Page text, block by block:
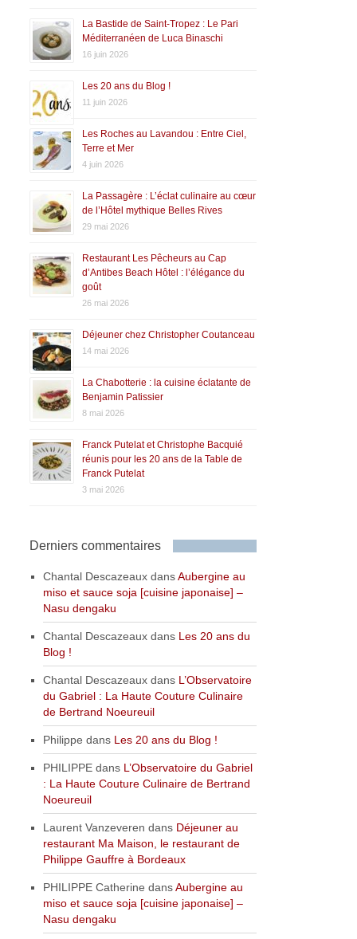
La Bastide de Saint-Tropez : Le Pari
Méditerranéen de Luca Binaschi
16 juin 2026
Les 20 ans du Blog !
11 juin 2026
Les Roches au Lavandou : Entre Ciel,
Terre et Mer
4 juin 2026
La Passagère : L’éclat culinaire au cœur
de l’Hôtel mythique Belles Rives
29 mai 2026
Restaurant Les Pêcheurs au Cap
d’Antibes Beach Hôtel : l’élégance du
goût
26 mai 2026
Déjeuner chez Christopher Coutanceau
14 mai 2026
La Chabotterie : la cuisine éclatante de
Benjamin Patissier
8 mai 2026
Franck Putelat et Christophe Bacquié
réunis pour les 20 ans de la Table de
Franck Putelat
3 mai 2026
Derniers commentaires
Chantal Descazeaux dansAubergine au
miso et sauce soja [cuisine japonaise] –
Nasu dengaku
Chantal Descazeaux dans Les 20 ans du
Blog !
Chantal Descazeaux dans L’Observatoire
du Gabriel : La Haute Couture Culinaire
de Bertrand Noeureuil
Philippe dans Les 20 ans du Blog !
PHILIPPE dans L’Observatoire du Gabriel
: La Haute Couture Culinaire de Bertrand
Noeureuil
Laurent Vanzeveren dans Déjeuner au
restaurant Ma Maison, le restaurant de
Philippe Gauffre à Bordeaux
PHILIPPE Catherine dansAubergine au
miso et sauce soja [cuisine japonaise] –
Nasu dengaku